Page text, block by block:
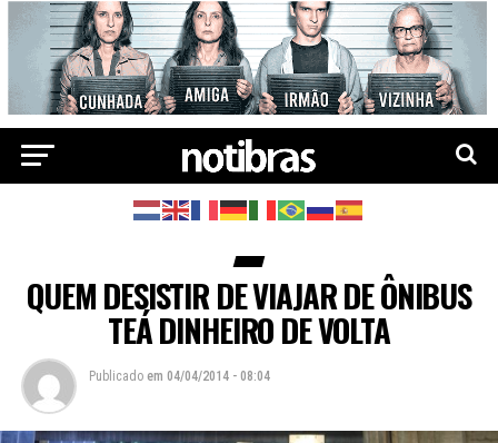
QUEM DESISTIR DE VIAJAR DE ÔNIBUS
TEÁ DINHEIRO DE VOLTA
Publicado em 04/04/2014 - 08:04